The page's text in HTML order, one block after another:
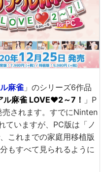
麻雀 」のシリーズ6作品
ル麻雀 LOVE♥2～7！ 」P
されます。すでにNinten
いますが、PC版は「ノ
これまでの家庭用移植版
もすべて見られるように